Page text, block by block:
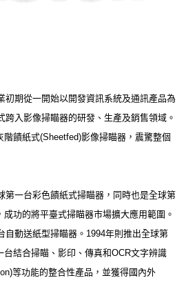
初期從一開始以開發資訊系統及通訊產品為
跨入影像掃瞄器的研發、生產及銷售領域。
饋紙式(Sheetfed)影像掃瞄器，震驚整個
第一台彩色饋紙式掃瞄器，同時也是全球第
功的將平臺式掃瞄器市場擴大應用範圍。
自動送紙型掃瞄器。1994年則推出全球第
結合掃瞄、影印、傳真和OCR文字辨識
等功能的整合性產品，並獲得國內外